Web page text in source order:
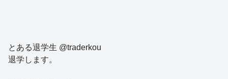
とある退学生 @traderkou
退学します。